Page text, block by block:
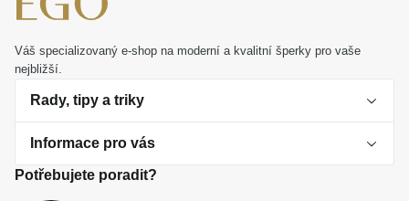
Váš specializovaný e-shop na moderní a kvalitní šperky pro vaše
nejbližší.
Rady, tipy a triky
O perlách
Jak vybrat perlový šperk
Informace pro vás
Potřebujete poradit?